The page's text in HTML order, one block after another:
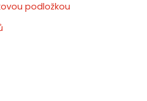
podložkou